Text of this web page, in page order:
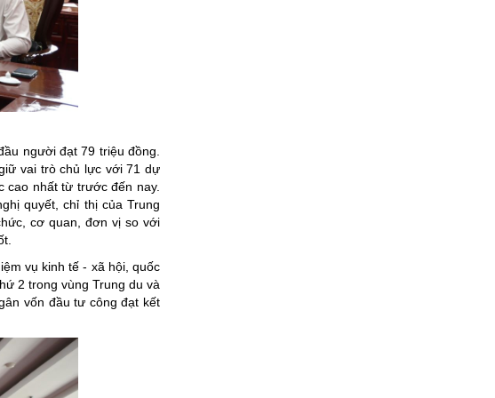
người đạt 79 triệu đồng.
vai trò chủ lực với 71 dự
cao nhất từ trước đến nay.
quyết, chỉ thị của Trung
cơ quan, đơn vị so với
vụ kinh tế - xã hội, quốc
2 trong vùng Trung du và
vốn đầu tư công đạt kết